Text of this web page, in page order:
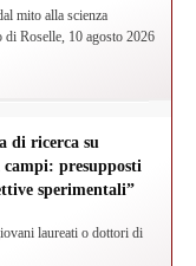
mito alla scienza
di Roselle, 10 agosto 2026
di ricerca su
presupposti
sperimentali”
laureati o dottori di